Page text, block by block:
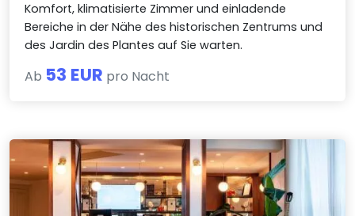
Komfort, klimatisierte Zimmer und einladende
Bereiche in der Nähe des historischen Zentrums und
des Jardin des Plantes auf Sie warten.
Ab 53 EUR pro Nacht